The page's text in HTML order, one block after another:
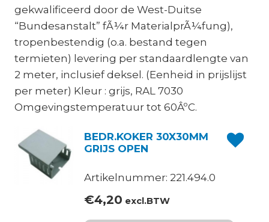
gekwalificeerd door de West-Duitse
“Bundesanstalt” fÃ¼r MaterialprÃ¼fung),
tropenbestendig (o.a. bestand tegen
termieten) levering per standaardlengte van
2 meter, inclusief deksel. (Eenheid in prijslijst
per meter) Kleur : grijs, RAL 7030
Omgevingstemperatuur tot 60ÂºC.
BEDR.KOKER 30X30MM
GRIJS OPEN
Artikelnummer: 221.494.0
€4,20 excl.BTW